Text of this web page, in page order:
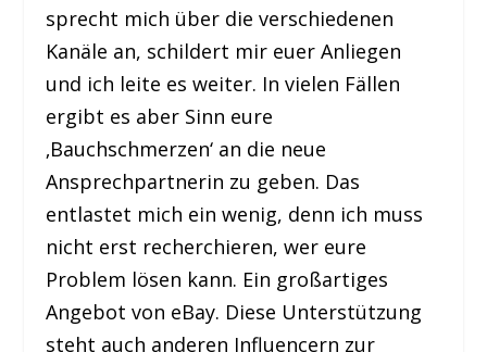
sprecht mich über die verschiedenen
Kanäle an, schildert mir euer Anliegen
und ich leite es weiter. In vielen Fällen
ergibt es aber Sinn eure
‚Bauchschmerzen‘ an die neue
Ansprechpartnerin zu geben. Das
entlastet mich ein wenig, denn ich muss
nicht erst recherchieren, wer eure
Problem lösen kann. Ein großartiges
Angebot von eBay. Diese Unterstützung
steht auch anderen Influencern zur